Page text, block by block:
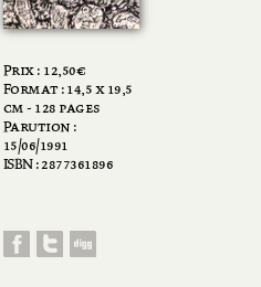
Prix : 12,50€
Format : 14,5 x 19,5
cm - 128 pages
Parution :
15/06/1991
ISBN : 2877361896